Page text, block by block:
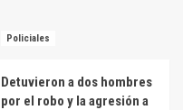
Policiales
Detuvieron a dos hombres
por el robo y la agresión a